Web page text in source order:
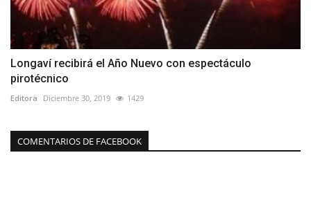
Longaví recibirá el Año Nuevo con espectáculo
pirotécnico
Editora Diciembre 30, 2019 1429
COMENTARIOS DE FACEBOOK